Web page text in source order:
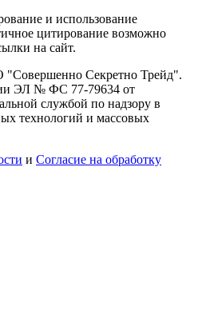
и использование
цитирование возможно
на сайт.
Секретно Трейд".
ЭЛ № ФС 77-79634 от
службой по надзору в
технологий и массовых
и Согласие на обработку